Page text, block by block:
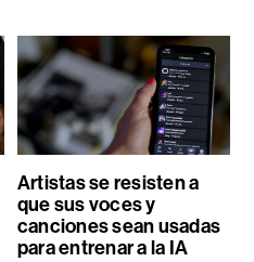
Artistas se resisten a
que sus voces y
canciones sean usadas
para entrenar a la IA